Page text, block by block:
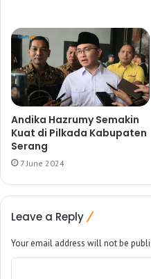
Andika Hazrumy Semakin
Kuat di Pilkada Kabupaten
Serang
7 June 2024
Leave a Reply
Your email address will not be